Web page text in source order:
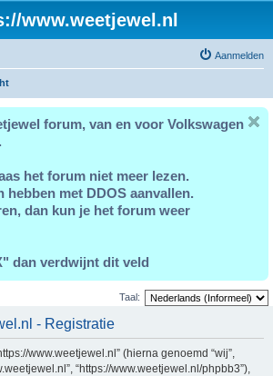
www.weetjewel.nl
Aanmelden
forum, van en voor Volkswagen
het forum niet meer lezen.
hebben met DDOS aanvallen.
dan kun je het forum weer
dan verdwijnt dit veld
Taal:
- Registratie
www.weetjewel.nl” (hierna genoemd “wij”,
“https://www.weetjewel.nl/phpbb3”),